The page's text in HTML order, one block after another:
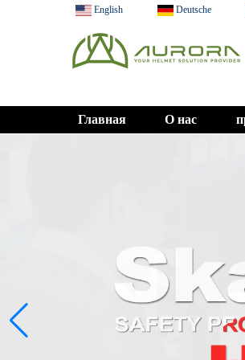
English Deutsche
Главная О нас